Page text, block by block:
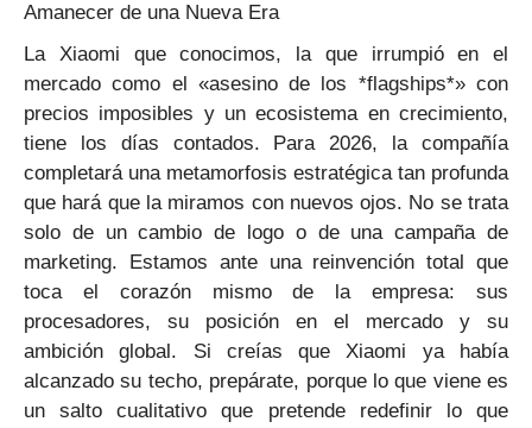
Amanecer de una Nueva Era
La Xiaomi que conocimos, la que irrumpió en el
mercado como el «asesino de los *flagships*» con
precios imposibles y un ecosistema en crecimiento,
tiene los días contados. Para 2026, la compañía
completará una metamorfosis estratégica tan profunda
que hará que la miramos con nuevos ojos. No se trata
solo de un cambio de logo o de una campaña de
marketing. Estamos ante una reinvención total que
toca el corazón mismo de la empresa: sus
procesadores, su posición en el mercado y su
ambición global. Si creías que Xiaomi ya había
alcanzado su techo, prepárate, porque lo que viene es
un salto cualitativo que pretende redefinir lo que